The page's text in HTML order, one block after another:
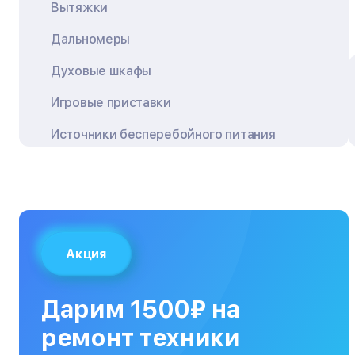
Вытяжки
Дальномеры
Духовые шкафы
Игровые приставки
Источники бесперебойного питания
Кофемашины
Кухонные плиты
МФУ
Акция
Дарим 1500₽ на
ремонт техники